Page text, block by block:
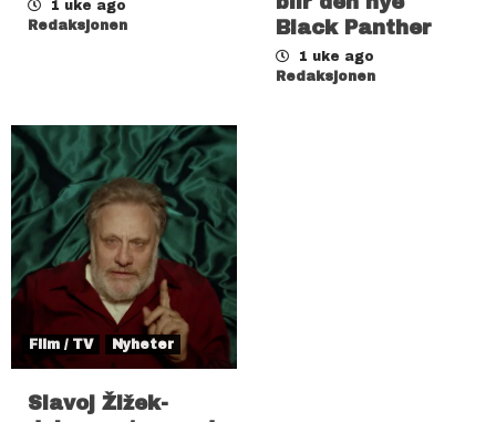
1 uke ago
Redaksjonen
Black Panther
1 uke ago
Redaksjonen
Film / TV Nyheter
Slavoj Žižek-